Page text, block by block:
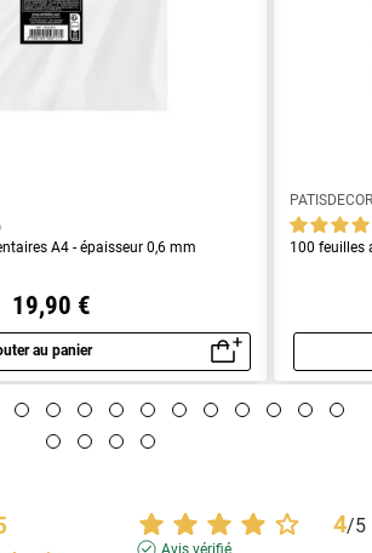
A4 - épaisseur 0,6 mm
19,90 €
au panier
Aperçu rapide
100 feuilles
4/5
Avis vérifié